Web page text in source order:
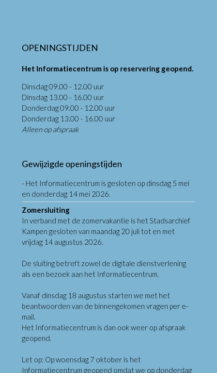
OPENINGSTIJDEN
Het Informatiecentrum is op reservering geopend.
Dinsdag 09.00 - 12.00 uur
Dinsdag 13.00 - 16.00 uur
Donderdag 09.00 - 12.00 uur
Donderdag 13.00 - 16.00 uur
Alleen op afspraak
Gewijzigde openingstijden
- Het Informatiecentrum is gesloten op dinsdag 5 mei
en donderdag 14 mei 2026.
Zomersluiting
In verband met de zomervakantie is het Stadsarchief
Kampen gesloten van maandag 20 juli tot en met
vrijdag 14 augustus 2026.
De sluiting betreft zowel de digitale dienstverlening
als een bezoek aan het Informatiecentrum.
Vanaf dinsdag 18 augustus starten we met het
beantwoorden van de binnengekomen vragen per e-
mail.
Het Informatiecentrum is dan ook weer op afspraak
geopend.
Let op: Op woensdag 7 oktober is het
Informatiecentrum geopend omdat we op donderdag